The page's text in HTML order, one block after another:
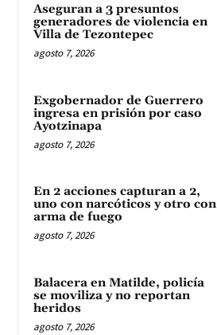
Aseguran a 3 presuntos
generadores de violencia en
Villa de Tezontepec
agosto 7, 2026
Exgobernador de Guerrero
ingresa en prisión por caso
Ayotzinapa
agosto 7, 2026
En 2 acciones capturan a 2,
uno con narcóticos y otro con
arma de fuego
agosto 7, 2026
Balacera en Matilde, policía
se moviliza y no reportan
heridos
agosto 7, 2026